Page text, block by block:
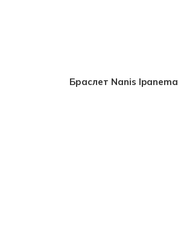
Браслет Nanis Ipanema